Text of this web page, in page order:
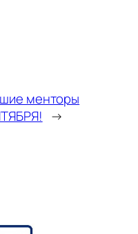
менторы
→